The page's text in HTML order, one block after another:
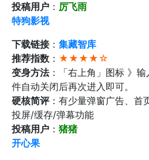
投稿用户 ： 厉飞雨
特狗影视
下载链接： 集藏智库
推荐指数 ： ★★★★☆
变身方法：「右上角」图标 》输
件自动关闭后再次进入即可。
硬核简评：有少量弹窗广告、首
投屏/缓存/弹幕功能
投稿用户 ： 猪猪
开心果